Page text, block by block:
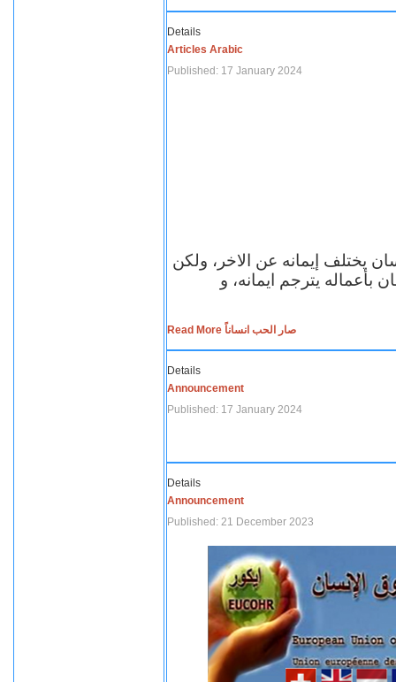
Details
Articles Arabic
Published: 17 January 2024
يختلف إيمانه عن الاخر، ولكن
بأعماله يترجم ايمانه، و
Read More صار الحب انساناً
Details
Announcement
Published: 17 January 2024
Details
Announcement
Published: 21 December 2023